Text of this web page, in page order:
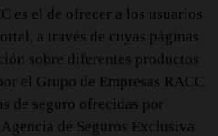
es el de ofrecer a los usuarios
a través de cuyas páginas
sobre diferentes productos
el Grupo de Empresas RACC
de seguro ofrecidas por
de Seguros Exclusiva